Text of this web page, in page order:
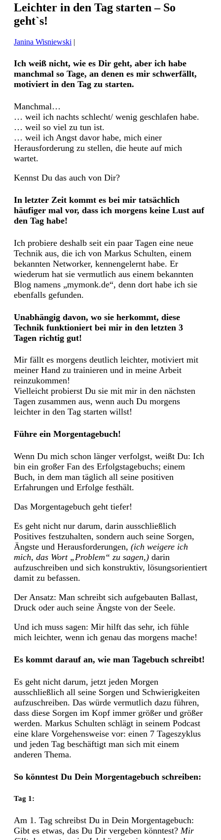
Leichter in den Tag starten – So
geht`s!
Janina Wisniewski |
Ich weiß nicht, wie es Dir geht, aber ich habe
manchmal so Tage, an denen es mir schwerfällt,
motiviert in den Tag zu starten.
Manchmal…
… weil ich nachts schlecht/ wenig geschlafen habe.
… weil so viel zu tun ist.
… weil ich Angst davor habe, mich einer
Herausforderung zu stellen, die heute auf mich
wartet.
Kennst Du das auch von Dir?
In letzter Zeit kommt es bei mir tatsächlich
häufiger mal vor, dass ich morgens keine Lust auf
den Tag habe!
Ich probiere deshalb seit ein paar Tagen eine neue
Technik aus, die ich von Markus Schulten, einem
bekannten Networker, kennengelernt habe. Er
wiederum hat sie vermutlich aus einem bekannten
Blog namens „mymonk.de“, denn dort habe ich sie
ebenfalls gefunden.
Unabhängig davon, wo sie herkommt, diese
Technik funktioniert bei mir in den letzten 3
Tagen richtig gut!
Mir fällt es morgens deutlich leichter, motiviert mit
meiner Hand zu trainieren und in meine Arbeit
reinzukommen!
Vielleicht probierst Du sie mit mir in den nächsten
Tagen zusammen aus, wenn auch Du morgens
leichter in den Tag starten willst!
Führe ein Morgentagebuch!
Wenn Du mich schon länger verfolgst, weißt Du: Ich
bin ein großer Fan des Erfolgstagebuchs; einem
Buch, in dem man täglich all seine positiven
Erfahrungen und Erfolge festhält.
Das Morgentagebuch geht tiefer!
Es geht nicht nur darum, darin ausschließlich
Positives festzuhalten, sondern auch seine Sorgen,
Ängste und Herausforderungen, (ich weigere ich
mich, das Wort „Problem“ zu sagen,) darin
aufzuschreiben und sich konstruktiv, lösungsorientiert
damit zu befassen.
Der Ansatz: Man schreibt sich aufgebauten Ballast,
Druck oder auch seine Ängste von der Seele.
Und ich muss sagen: Mir hilft das sehr, ich fühle
mich leichter, wenn ich genau das morgens mache!
Es kommt darauf an, wie man Tagebuch schreibt!
Es geht nicht darum, jetzt jeden Morgen
ausschließlich all seine Sorgen und Schwierigkeiten
aufzuschreiben. Das würde vermutlich dazu führen,
dass diese Sorgen im Kopf immer größer und größer
werden. Markus Schulten schlägt in seinem Podcast
eine klare Vorgehensweise vor: einen 7 Tageszyklus
und jeden Tag beschäftigt man sich mit einem
anderen Thema.
So könntest Du Dein Morgentagebuch schreiben:
Tag 1:
Am 1. Tag schreibst Du in Dein Morgentagebuch:
Gibt es etwas, das Du Dir vergeben könntest? Mir